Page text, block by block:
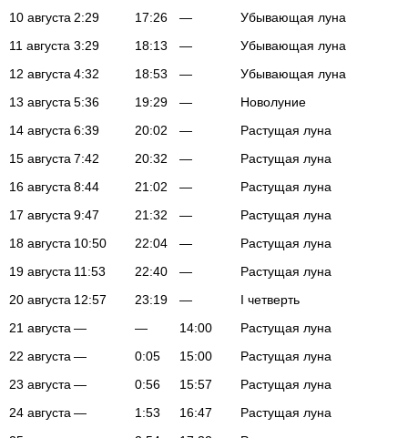
10 августа 2:29 17:26 —
Убывающая луна
11 августа 3:29 18:13 —
Убывающая луна
12 августа 4:32 18:53 —
Убывающая луна
13 августа 5:36 19:29 —
Новолуние
14 августа 6:39 20:02 —
Растущая луна
15 августа 7:42 20:32 —
Растущая луна
16 августа 8:44 21:02 —
Растущая луна
17 августа 9:47 21:32 —
Растущая луна
18 августа 10:50 22:04 —
Растущая луна
19 августа 11:53 22:40 —
Растущая луна
20 августа 12:57 23:19 —
I четверть
21 августа — — 14:00
Растущая луна
22 августа — 0:05 15:00
Растущая луна
23 августа — 0:56 15:57
Растущая луна
24 августа — 1:53 16:47
Растущая луна